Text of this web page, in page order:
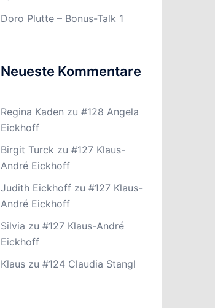
Doro Plutte – Bonus-Talk 1
Neueste Kommentare
Regina Kaden zu #128 Angela
Eickhoff
Birgit Turck zu #127 Klaus-
André Eickhoff
Judith Eickhoffzu #127 Klaus-
André Eickhoff
Silvia zu #127 Klaus-André
Eickhoff
Klauszu #124 Claudia Stangl